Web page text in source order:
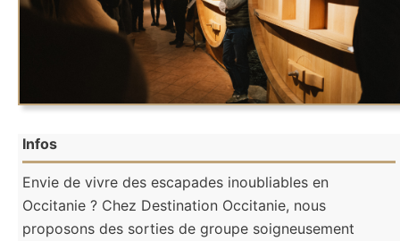
Infos
Envie de vivre des escapades inoubliables en
Occitanie ? Chez Destination Occitanie, nous
proposons des sorties de groupe soigneusement